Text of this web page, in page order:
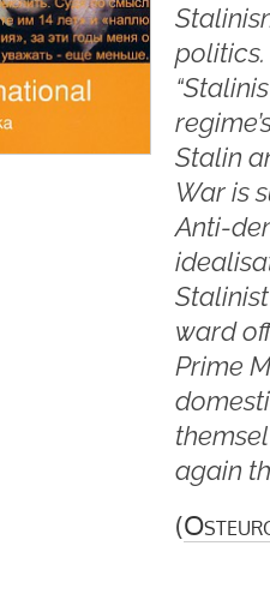
politics.
Stalin
War is
Anti-
ward
Prime
again
(